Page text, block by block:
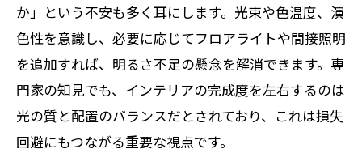
か」という不安も多く耳にします。光束や色温度、演
色性を意識し、必要に応じてフロアライトや間接照明
を追加すれば、明るさ不足の懸念を解消できます。専
門家の知見でも、インテリアの完成度を左右するのは
光の質と配置のバランスだとされており、これは損失
回避にもつながる重要な視点です。